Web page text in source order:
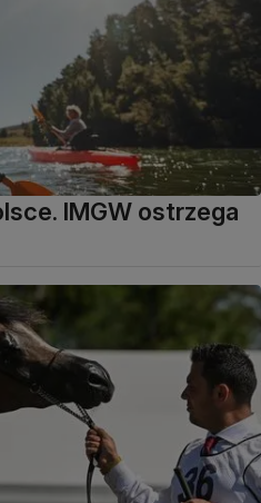
IMGW ostrzega